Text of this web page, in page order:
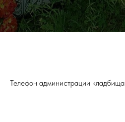
Телефон администрации кладбища